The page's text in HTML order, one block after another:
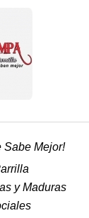
Sabe Mejor!
y Maduras